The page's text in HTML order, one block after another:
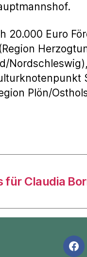
20.000 Euro
Nordschleswig),
Plön/
für Claudia